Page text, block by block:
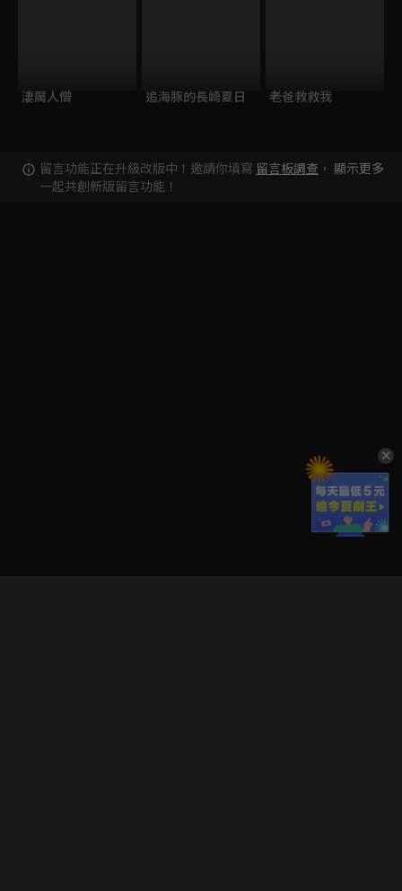
淒厲人僧 追海豚的長崎夏日 老爸救救我
留言功能正在升級改版中！邀請你填寫 留言板調查 ，
一起共創新版留言功能！
顯示更多